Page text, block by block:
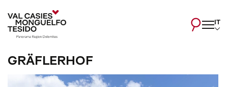
IT
GRÄFLERHOF